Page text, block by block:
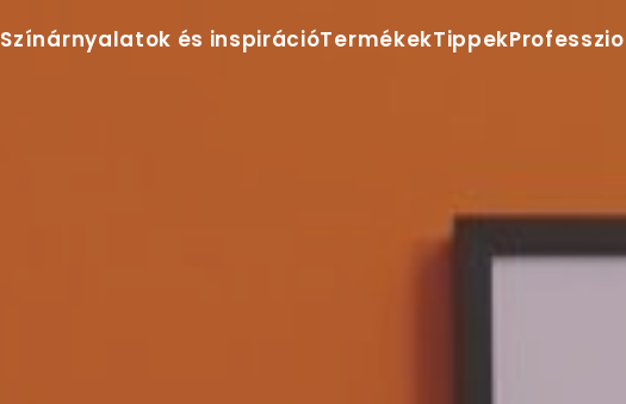
Színárnyalatok és inspirációTermékekTippek